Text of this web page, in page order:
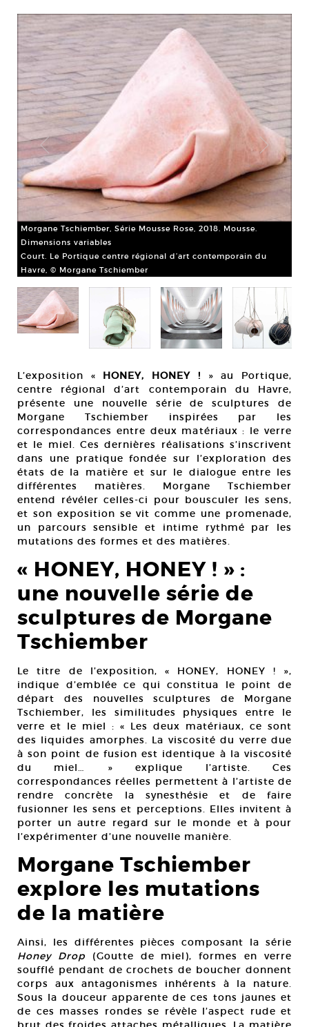
Morgane Tschiember, Série Mousse Rose, 2018. Mousse.
Dimensions variables
Court. Le Portique centre régional d’art contemporain du
Havre, © Morgane Tschiember
L’exposition « HONEY, HONEY ! » au Portique,
centre régional d’art contemporain du Havre,
présente une nouvelle série de sculptures de
Morgane Tschiember inspirées par les
correspondances entre deux matériaux : le verre
et le miel. Ces dernières réalisations s’inscrivent
dans une pratique fondée sur l’exploration des
états de la matière et sur le dialogue entre les
différentes matières. Morgane Tschiember
entend révéler celles-ci pour bousculer les sens,
et son exposition se vit comme une promenade,
un parcours sensible et intime rythmé par les
mutations des formes et des matières.
« HONEY, HONEY ! » :
une nouvelle série de
sculptures de Morgane
Tschiember
Le titre de l’exposition, « HONEY, HONEY ! »,
indique d’emblée ce qui constitua le point de
départ des nouvelles sculptures de Morgane
Tschiember, les similitudes physiques entre le
verre et le miel : « Les deux matériaux, ce sont
des liquides amorphes. La viscosité du verre due
à son point de fusion est identique à la viscosité
du miel… » explique l’artiste. Ces
correspondances réelles permettent à l’artiste de
rendre concrète la synesthésie et de faire
fusionner les sens et perceptions. Elles invitent à
porter un autre regard sur le monde et à pour
l’expérimenter d’une nouvelle manière.
Morgane Tschiember
explore les mutations
de la matière
Ainsi, les différentes pièces composant la série
Honey Drop (Goutte de miel), formes en verre
soufflé pendant de crochets de boucher donnent
corps aux antagonismes inhérents à la nature.
Sous la douceur apparente de ces tons jaunes et
de ces masses rondes se révèle l’aspect rude et